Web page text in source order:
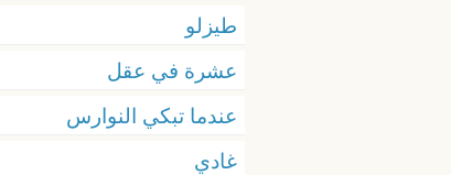
طيزلو
عشرة في عقل
عندما تبكي النوارس
غادي